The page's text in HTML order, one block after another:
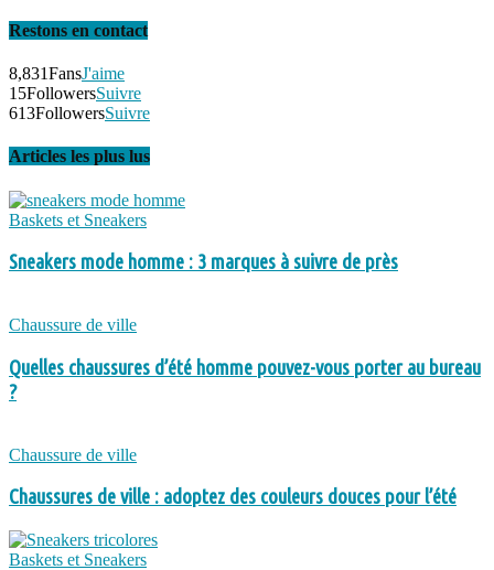
Restons en contact
8,831FansJ'aime
15FollowersSuivre
613FollowersSuivre
Articles les plus lus
Baskets et Sneakers
Sneakers mode homme : 3 marques à suivre de près
Chaussure de ville
Quelles chaussures d’été homme pouvez-vous porter au bureau
?
Chaussure de ville
Chaussures de ville : adoptez des couleurs douces pour l’été
Baskets et Sneakers